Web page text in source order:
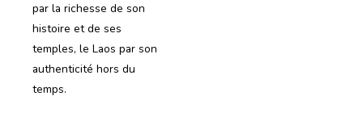
par la richesse de son
histoire et de ses
temples, le Laos par son
authenticité hors du
temps.